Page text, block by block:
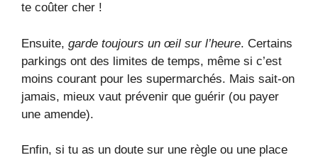
te coûter cher !
Ensuite, garde toujours un œil sur l’heure. Certains
parkings ont des limites de temps, même si c’est
moins courant pour les supermarchés. Mais sait-on
jamais, mieux vaut prévenir que guérir (ou payer
une amende).
Enfin, si tu as un doute sur une règle ou une place